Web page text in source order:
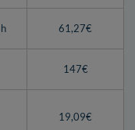
61,27€
147€
19,09€